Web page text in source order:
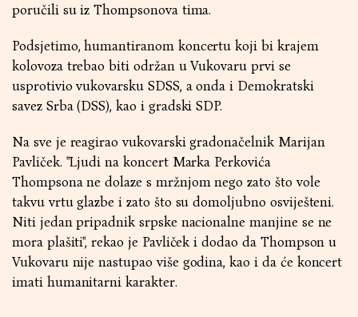
poručili su iz Thompsonova tima.
Podsjetimo, humantiranom koncertu koji bi krajem
kolovoza trebao biti održan u Vukovaru prvi se
usprotivio vukovarsku SDSS, a onda i Demokratski
savez Srba (DSS), kao i gradski SDP.
Na sve je reagirao vukovarski gradonačelnik Marijan
Pavliček. "Ljudi na koncert Marka Perkovića
Thompsona ne dolaze s mržnjom nego zato što vole
takvu vrtu glazbe i zato što su domoljubno osviješteni.
Niti jedan pripadnik srpske nacionalne manjine se ne
mora plašiti", rekao je Pavliček i dodao da Thompson u
Vukovaru nije nastupao više godina, kao i da će koncert
imati humanitarni karakter.